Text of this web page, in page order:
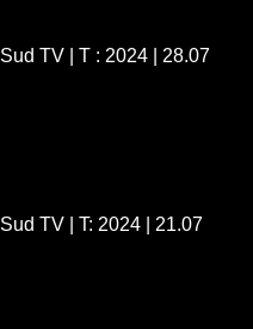
Sud TV | T : 2024 | 28.07
Sud TV | T: 2024 | 21.07